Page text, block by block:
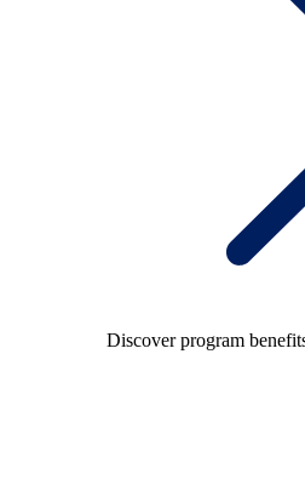
Discover program